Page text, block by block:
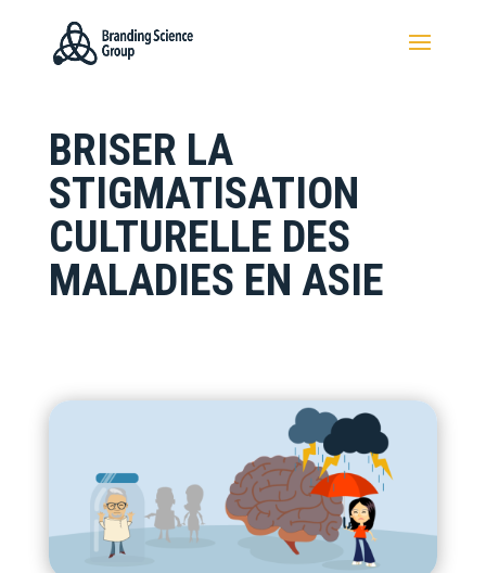
BRISER LA
STIGMATISATION
CULTURELLE DES
MALADIES EN ASIE